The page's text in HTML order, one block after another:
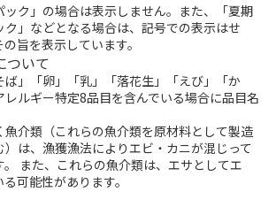
ック」の場合は表示しません。また、「夏期
ク」などとなる場合は、記号での表示はせ
旨を表示しています。
ついて
ば」「卵」「乳」「落花生」「えび」「か
レルギー特定8品目を含んでいる場合に品目名
介類（これらの魚介類を原材料として製造
）は、漁獲漁法によりエビ・カニが混じって
また、これらの魚介類は、エサとしてエ
可能性があります。